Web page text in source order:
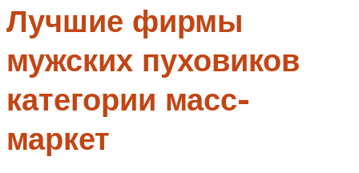
Лучшие фирмы
мужских пуховиков
категории масс-
маркет